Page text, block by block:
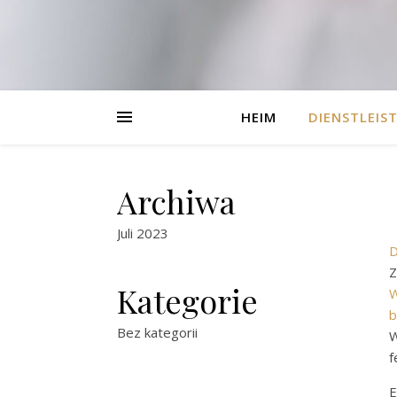
HEIM
Archiwa
Juli 2023
Kategorie
Bez kategorii